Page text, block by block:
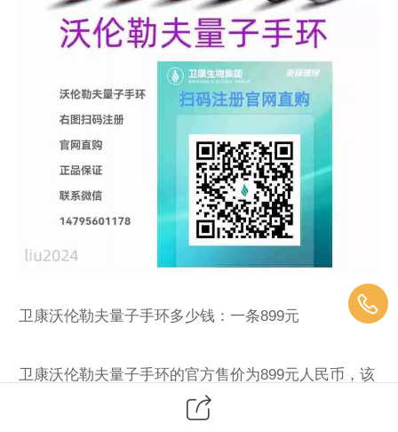
卫康沃伦勒夫量子手环多少钱：一条899元
卫康沃伦勒夫量子手环的官方售价为‌899元人民币‌，该
价格由生产商山东卫康生物医药科技有限公司统一制